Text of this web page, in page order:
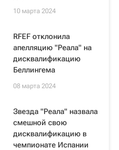
10 марта 2024
RFEF отклонила
апелляцию "Реала" на
дисквалификацию
Беллингема
08 марта 2024
Звезда "Реала" назвала
смешной свою
дисквалификацию в
чемпионате Испании